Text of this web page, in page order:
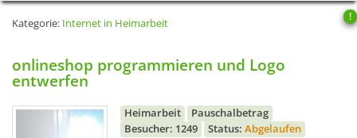
!
Kategorie: Internet in Heimarbeit
onlineshop programmieren und Logo
entwerfen
Heimarbeit
Pauschalbetrag
Besucher: 1249
Status: Abgelaufen